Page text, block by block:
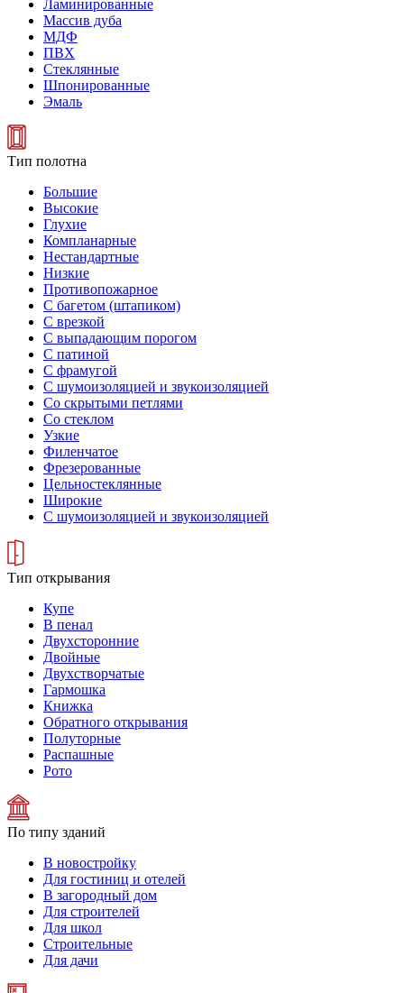
Ламинированные
Массив дуба
МДФ
ПВХ
Стеклянные
Шпонированные
Эмаль
Тип полотна
Большие
Высокие
Глухие
Компланарные
Нестандартные
Низкие
Противопожарное
С багетом (штапиком)
С врезкой
С выпадающим порогом
С патиной
С фрамугой
С шумоизоляцией и звукоизоляцией
Со скрытыми петлями
Со стеклом
Узкие
Филенчатое
Фрезерованные
Цельностеклянные
Широкие
С шумоизоляцией и звукоизоляцией
Тип открывания
Купе
В пенал
Двухсторонние
Двойные
Двухстворчатые
Гармошка
Книжка
Обратного открывания
Полуторные
Распашные
Рото
По типу зданий
В новостройку
Для гостиниц и отелей
В загородный дом
Для строителей
Для школ
Строительные
Для дачи